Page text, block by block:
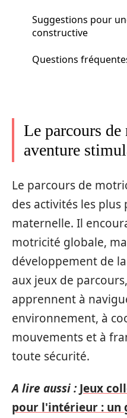
Suggestions pour
constructive
Questions
Le parcours
aventure
Le parcours de
des activités les plus
maternelle. Il
motricité globale,
développement de
aux jeux de
apprennent à
environnement, à
mouvements et à
toute sécurité.
A lire aussi : Jeux
pour l'intérieur : un